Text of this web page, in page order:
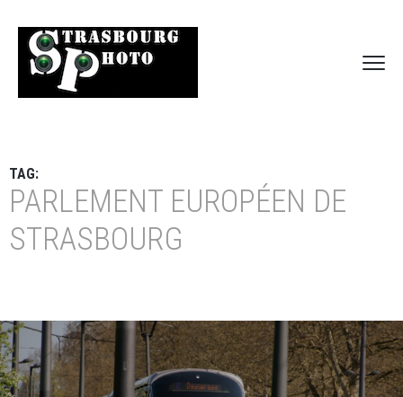
TAG:
PARLEMENT EUROPÉEN DE
STRASBOURG